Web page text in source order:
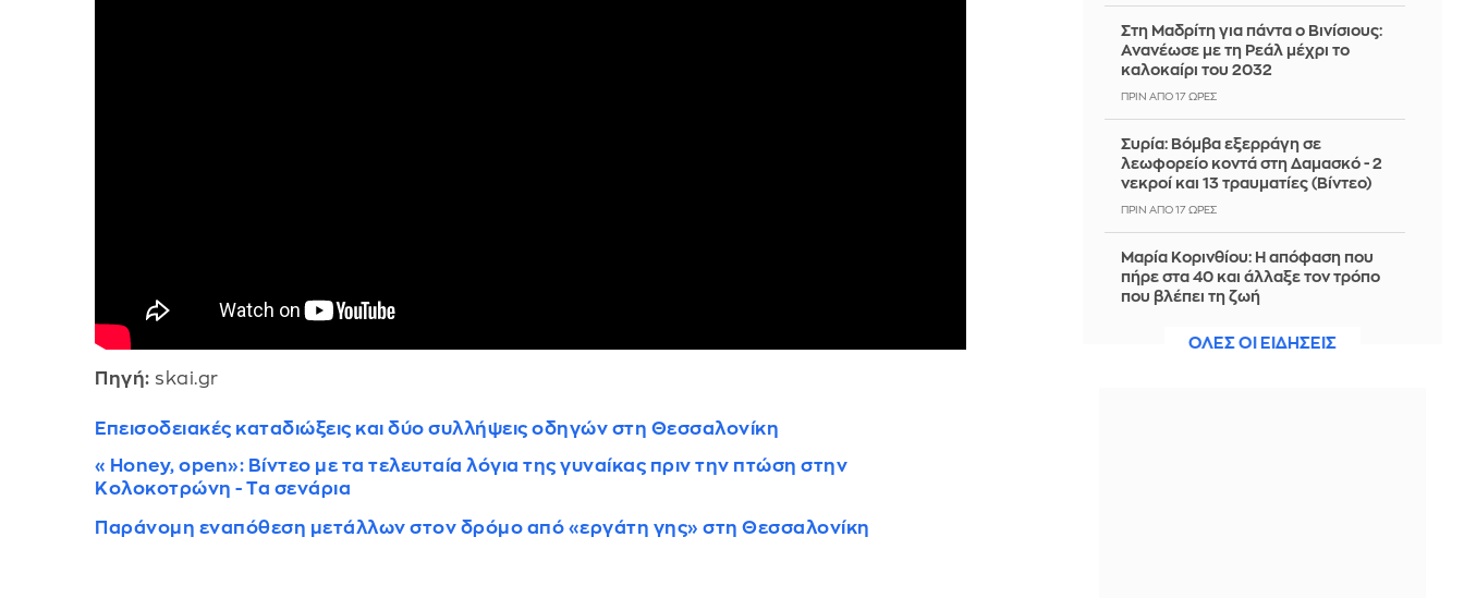
Πηγή: skai.gr
Επεισοδειακές καταδιώξεις και δύο συλλήψεις οδηγών στη Θεσσαλονίκη
«Honey, open»: Βίντεο με τα τελευταία λόγια της γυναίκας πριν την πτώση στην
Κολοκοτρώνη - Τα σενάρια
Παράνομη εναπόθεση μετάλλων στον δρόμο από «εργάτη γης» στη Θεσσαλονίκη
Στη Μαδρίτη για πάντα ο Βινίσιους:
Ανανέωσε με τη Ρεάλ μέχρι το
καλοκαίρι του 2032
ΠΡΙΝ ΑΠΌ 17 ΏΡΕΣ
Συρία: Βόμβα εξερράγη σε
λεωφορείο κοντά στη Δαμασκό - 2
νεκροί και 13 τραυματίες (Βίντεο)
ΠΡΙΝ ΑΠΌ 17 ΏΡΕΣ
Μαρία Κορινθίου: Η απόφαση που
πήρε στα 40 και άλλαξε τον τρόπο
που βλέπει τη ζωή
ΟΛΕΣ ΟΙ ΕΙΔΗΣΕΙΣ